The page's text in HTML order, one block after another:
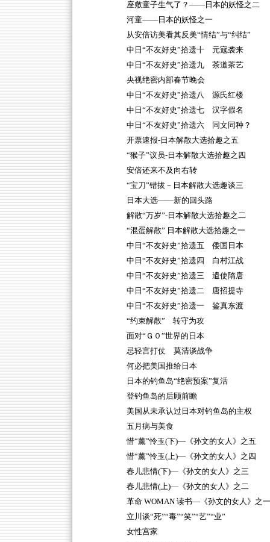
座敷童子生气了？——日本的妖怪之二
河童——日本的妖怪之一
从安倍访美看其反美“情结”与“纠结”
中日“不友好史”拾遗十 元寇袭来
中日“不友好史”拾遗九 茶道茶艺
央视绝密内部春节晚会
中日“不友好史”拾遗八 源氏红楼
中日“不友好史”拾遗七 汉字假名
中日“不友好史”拾遗六 同文同种？
开票速报-日本解散大选拾趣之五
“猴子”议员-日本解散大选拾趣之四
安倍还来不及向右转
“宝刀”错拔－日本解散大选趣谈三
日本大选——新的回头路
解散“万岁”-日本解散大选拾趣之二
“混蛋解散” 日本解散大选拾趣之一
中日“不友好史”拾遗五 倭国日本
中日“不友好史”拾遗四 白村江战
中日“不友好史”拾遗三 遣使隋唐
中日“不友好史”拾遗二 唐招提寺
中日“不友好史”拾遗一 鉴真东渡
“约束解散” 转守为攻
面对“Ｇ０”世界的日本
忌轻言打仗 莫清谈战争
何必把美国推给日本
日本的钓鱼岛“绝密预案”复活
登钓鱼岛的后顾前瞻
美国从未承认过日本对钓鱼岛的主权
五月病与美食
惜“薰”怜玉(下)—《孙文的女人》之五
惜“薰”怜玉(上)—《孙文的女人》之四
春儿悲情(下)—《孙文的女人》之三
春儿悲情(上)—《孙文的女人》之二
革命 WOMAN 读书—《孙文的女人》之一
立川谈“死”“毒”“笑”“艺”“业”
女性宫家